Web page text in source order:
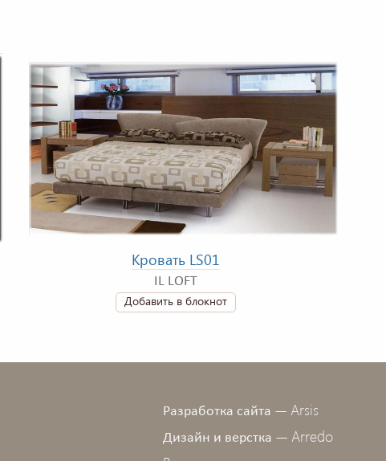
Кровать LS01
IL LOFT
Добавить в блокнот
Разработка сайта — Arsis
Дизайн и верстка — Arredo